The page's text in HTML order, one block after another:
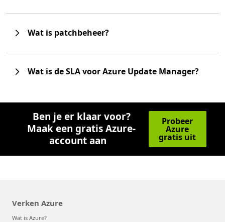
Wat is patchbeheer?
Wat is de SLA voor Azure Update Manager?
Ben je er klaar voor?
Maak een gratis Azure-
account aan
Probeer
Azure
gratis uit
Verken Azure
Wat is Azure?